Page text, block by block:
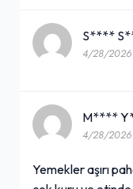
S****
4/28/2026
M****
4/28/2026
Yemekler aşırı